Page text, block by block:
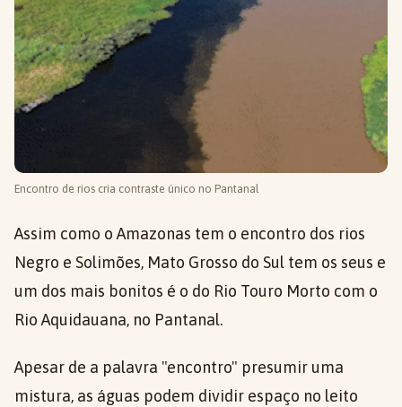
Encontro de rios cria contraste único no Pantanal
Assim como o Amazonas tem o encontro dos rios
Negro e Solimões, Mato Grosso do Sul tem os seus e
um dos mais bonitos é o do Rio Touro Morto com o
Rio Aquidauana, no Pantanal.
Apesar de a palavra "encontro" presumir uma
mistura, as águas podem dividir espaço no leito